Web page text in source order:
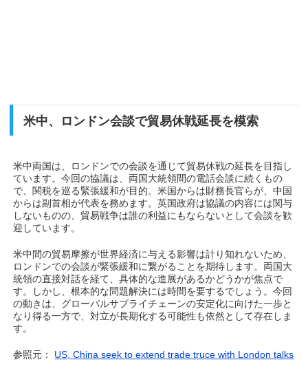
米中、ロンドン会談で貿易休戦延長を模索
米中両国は、ロンドンでの会談を通じて貿易休戦の延長を目指し
ています。今回の協議は、両国大統領間の電話会談に続くもの
で、関税を巡る緊張緩和が目的。米国からは財務長官らが、中国
からは副首相が代表を務めます。英国政府は協議の内容には関与
しないものの、貿易戦争は誰の利益にもならないとして会談を歓
迎しています。
米中間の貿易摩擦が世界経済に与える影響は計り知れないため、
ロンドンでの会談が緊張緩和に繋がることを期待します。両国大
統領の直接対話を経て、具体的な進展があるかどうかが焦点で
す。しかし、根本的な問題解決には時間を要するでしょう。今回
の動きは、グローバルサプライチェーンの安定化に向けた一歩と
なり得る一方で、対立が長期化する可能性も依然として存在しま
す。
参照元： US, China seek to extend trade truce with London talks